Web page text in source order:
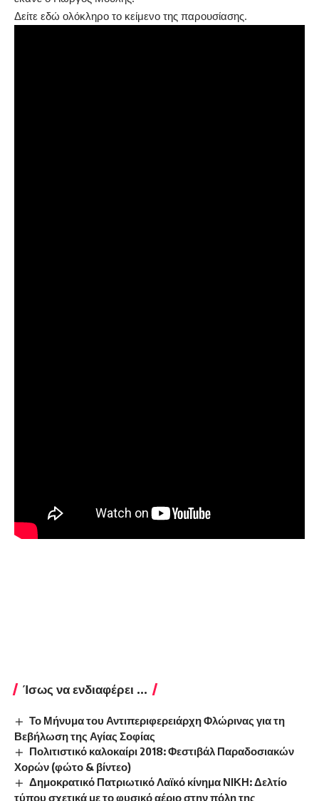
Δείτε εδώ ολόκληρο το κείμενο της παρουσίασης.
Ίσως να ενδιαφέρει ...
Το Μήνυμα του Αντιπεριφερειάρχη Φλώρινας για τη
Βεβήλωση της Αγίας Σοφίας
Πολιτιστικό καλοκαίρι 2018: Φεστιβάλ Παραδοσιακών
Χορών (φώτο & βίντεο)
Δημοκρατικό Πατριωτικό Λαϊκό κίνημα ΝΙΚΗ: Δελτίο
τύπου σχετικά με το φυσικό αέριο στην πόλη της